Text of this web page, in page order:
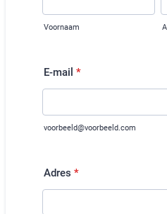
Voornaam
E-mail *
voorbeeld@voorbeeld.com
Adres *